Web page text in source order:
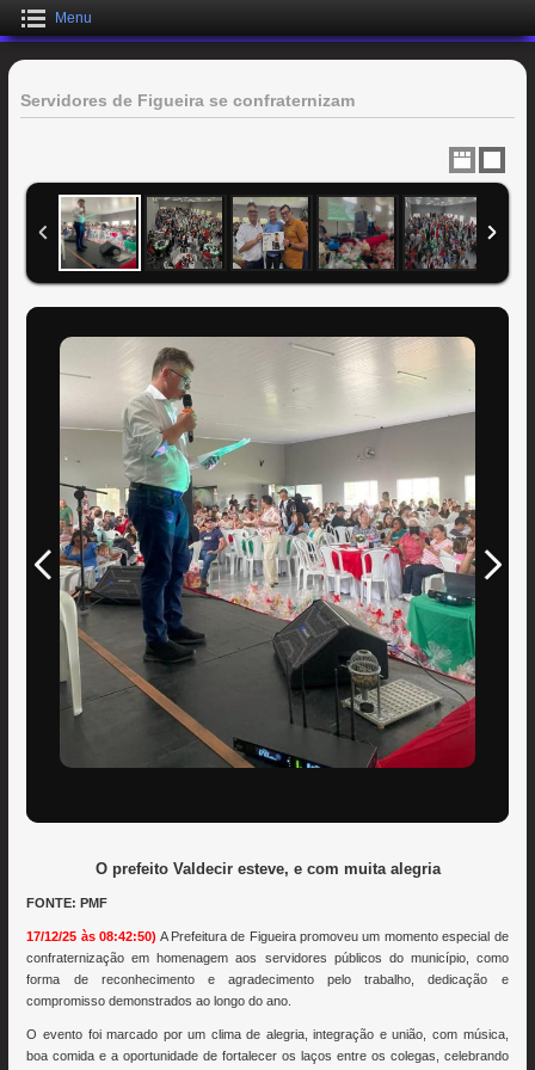
Menu
Servidores de Figueira se confraternizam
O prefeito Valdecir esteve, e com muita alegria
FONTE: PMF
17/12/25 às 08:42:50) A Prefeitura de Figueira promoveu um momento especial de
confraternização em homenagem aos servidores públicos do município, como
forma de reconhecimento e agradecimento pelo trabalho, dedicação e
compromisso demonstrados ao longo do ano.
O evento foi marcado por um clima de alegria, integração e união, com música,
boa comida e a oportunidade de fortalecer os laços entre os colegas, celebrando